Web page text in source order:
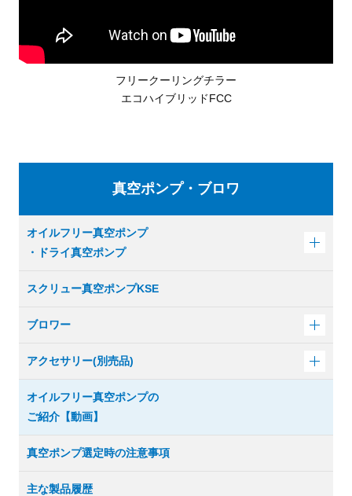
フリークーリングチラー
エコハイブリッドFCC
真空ポンプ・ブロワ
オイルフリー真空ポンプ
・ドライ真空ポンプ
スクリュー真空ポンプKSE
ブロワー
アクセサリー(別売品)
オイルフリー真空ポンプの
ご紹介【動画】
真空ポンプ選定時の注意事項
主な製品履歴